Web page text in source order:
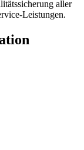
aller
Leistungen.